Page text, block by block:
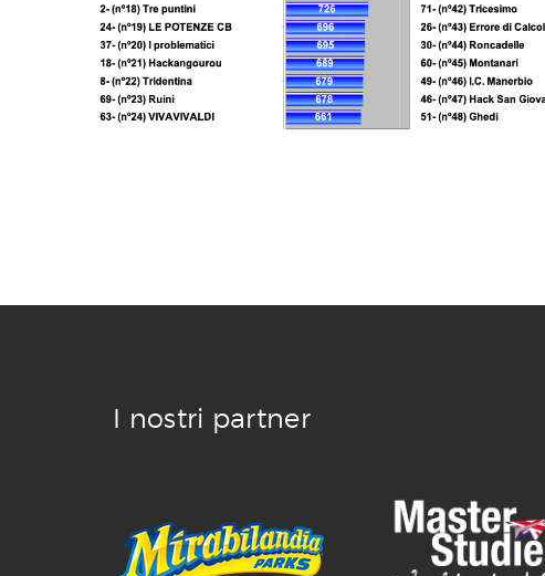
I nostri partner